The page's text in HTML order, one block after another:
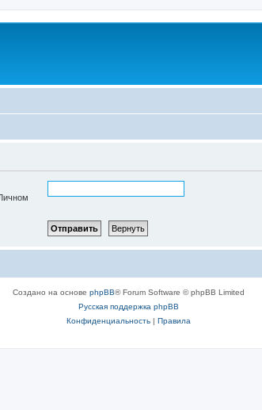
Создано на основе phpBB® Forum Software © phpBB Limited
Русская поддержка phpBB
Конфиденциальность| Правила